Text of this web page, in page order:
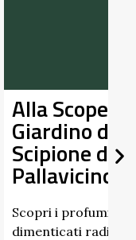
del
di
di erbe e frutti
Nel giardino